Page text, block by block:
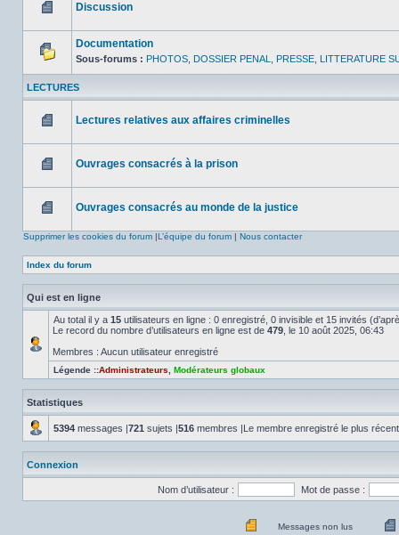
message
non
Discussion
message
non
lu
Documentation
Sous-forums : PHOTOS DOSSIER PENAL PRESSE LITTERATURE
LECTURES
message
Lectures relatives aux affaires criminelles
message
Ouvrages consacrés à la prison
message
Ouvrages consacrés au monde de la justice
Supprimer les cookies du forum |L’équipe du forum | Nous contacter
Index du forum
Qui est en ligne
Au total il y a 15 utilisateurs en ligne : 0 enregistré, 0 invisible et 15 invités
Le record du nombre d’utilisateurs en ligne est de 479 , le 10 août 2025, 06:43
Membres : Aucun utilisateur enregistré
Légende ::Administrateurs Modérateurs globaux
Statistiques
5394 messages |721 sujets |516 membres |Le membre enregistré le plus
Connexion
Nom d’utilisateur : Mot de passe :
Messages non lus